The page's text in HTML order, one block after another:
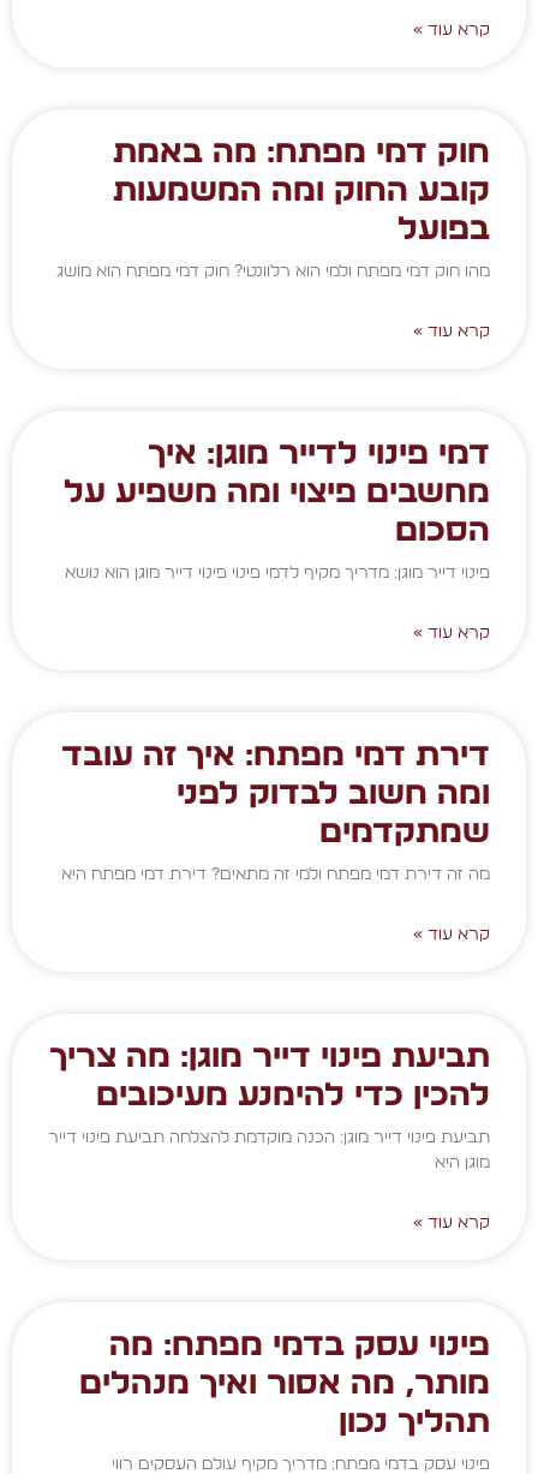
קרא עוד »
חוק דמי מפתח: מה באמת
קובע החוק ומה המשמעות
בפועל
מהו חוק דמי מפתח ולמי הוא רלוונטי? חוק דמי מפתח הוא מושג
קרא עוד »
דמי פינוי לדייר מוגן: איך
מחשבים פיצוי ומה משפיע על
הסכום
פינוי דייר מוגן: מדריך מקיף לדמי פינוי פינוי דייר מוגן הוא נושא
קרא עוד »
דירת דמי מפתח: איך זה עובד
ומה חשוב לבדוק לפני
שמתקדמים
מה זה דירת דמי מפתח ולמי זה מתאים? דירת דמי מפתח היא
קרא עוד »
תביעת פינוי דייר מוגן: מה צריך
להכין כדי להימנע מעיכובים
תביעת פינוי דייר מוגן: הכנה מוקדמת להצלחה תביעת פינוי דייר
מוגן היא
קרא עוד »
פינוי עסק בדמי מפתח: מה
מותר, מה אסור ואיך מנהלים
תהליך נכון
פינוי עסק בדמי מפתח: מדריך מקיף עולם העסקים רווי